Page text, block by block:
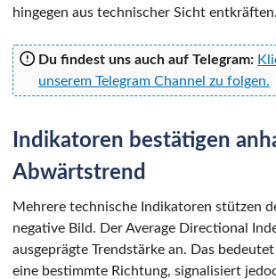
hingegen aus technischer Sicht entkräften.
Du findest uns auch auf Telegram:
unserem Telegram Channel zu folgen.
Indikatoren bestätigen
Abwärtstrend
Mehrere technische Indikatoren stützen
negative Bild. Der Average Directional
ausgeprägte Trendstärke an. Das
eine bestimmte Richtung, signalisiert